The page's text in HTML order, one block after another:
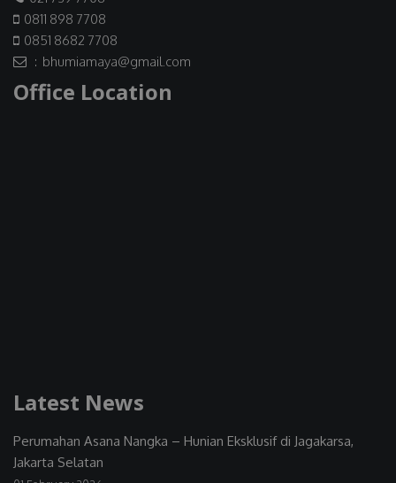
0811 898 7708
0851 8682 7708
: bhumiamaya@gmail.com
Office Location
Latest News
Perumahan Asana Nangka – Hunian Eksklusif di Jagakarsa,
Jakarta Selatan